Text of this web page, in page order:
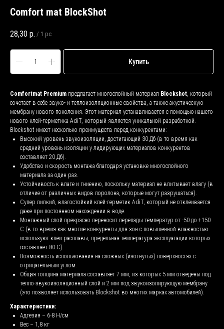
Comfort mat BlockShot
28,30 р. / 1 pc
Купить
Comfortmat Premium предлагает многослойный материал Blockshot, который
сочетает в себе звуко- и теплоизоляционные свойства, а также акустическую
мембрану нового поколения. Этот материал устанавливается с помощью нашего
нового клей-герметика AdiT, который является уникальной разработкой.
Blockshot имеет несколько преимуществ перед конкурентами:
Высокий уровень звукоизоляции, достигающий 30 Дб (в то время как
средний уровень изоляции у лидирующих материалов конкурентов
составляет 20 Дб).
Удобство и скорость монтажа благодаря установке многослойного
материала за один раз.
Устойчивость к влаге и гниению, поскольку материал не впитывает влагу (в
отличие от различных видов поролона, которые могут разрушаться).
Супер липкий, влагостойкий клей-герметик AdiT, который не отклеивается
даже при постоянном нахождении в воде.
Монтажный слой прекрасно переносит перепады температур от -50 до +150
С (в то время как многие конкуренты для зон с повышенной влажностью
используют клеи-расплавы, предельная температура эксплуатации которых
составляет 80 С).
Возможность использования на сложных (изогнутых) поверхностях с
отрицательным углом.
Общая толщина материала составляет 7 мм, из которых 5 мм отведены под
тепло-звукоизоляционный слой и 2 мм под звукоизолирующую мембрану
(это позволяет использовать Blockshot во многих марках автомобилей).
Характеристики:
Адгезия – 6-8 Н/см
Вес – 1,8 кг